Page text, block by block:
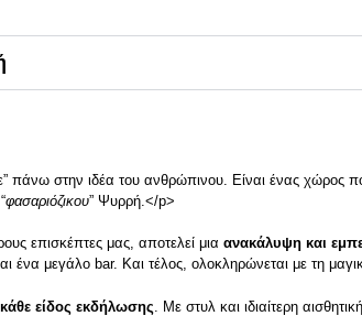
πάνω στην ιδέα του ανθρώπινου. Είναι ένας χώρος
φασαριόζικου” Ψυρρή.</p>
επισκέπτες μας, αποτελεί μια ανακάλυψη και
ένα μεγάλο bar. Και τέλος, ολοκληρώνεται με τη
κάθε είδος εκδήλωσης . Με στυλ και ιδιαίτερη